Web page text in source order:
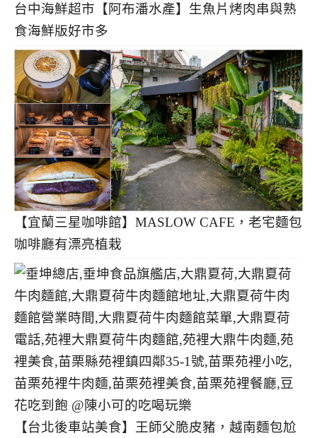
台中海鮮超市【阿布潘水產】生魚片烤肉串與熟
食海鮮版好市多
【宜蘭三星咖啡館】MASLOW CAFE，老宅麵包
咖啡廳有漂亮植栽
【台北後車站美食】王師父脆皮豬，越南麵包尬